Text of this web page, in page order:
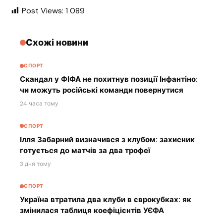
Post Views: 1 089
Схожі новини
СПОРТ
Скандал у ФІФА не похитнув позиції Інфантіно:
чи можуть російські команди повернутися
24 часа тому
СПОРТ
Ілля Забарний визначився з клубом: захисник
готується до матчів за два трофеї
3 дня тому
СПОРТ
Україна втратила два клуби в єврокубках: як
змінилася таблиця коефіцієнтів УЄФА